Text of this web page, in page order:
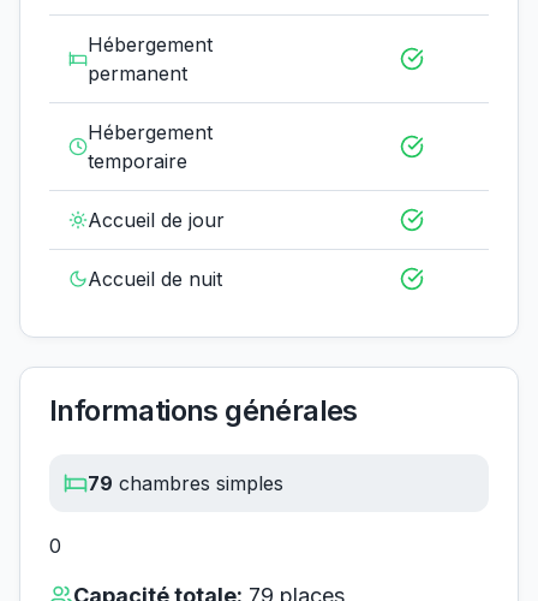
Hébergement
permanent
Hébergement
temporaire
Accueil de jour
Accueil de nuit
Informations générales
79 chambres simples
0
Capacité totale: 79 places